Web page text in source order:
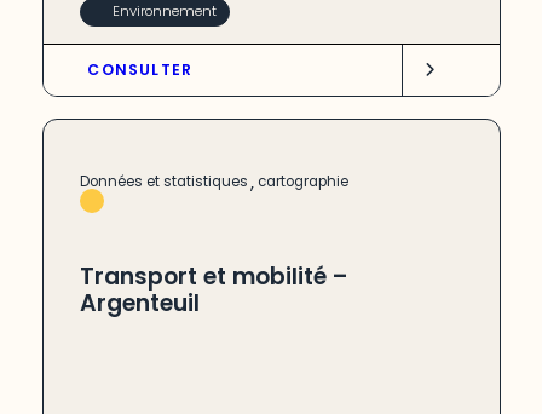
Environnement
CONSULTER
Données et statistiques, cartographie
Transport et mobilité –
Argenteuil